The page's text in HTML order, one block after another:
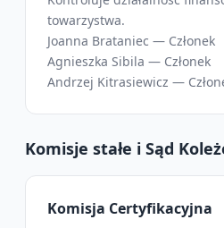
towarzystwa.
Joanna Brataniec — Członek
Agnieszka Sibila — Członek
Andrzej Kitrasiewicz —
Komisje stałe i Sąd
Komisja Certyfikacyjna